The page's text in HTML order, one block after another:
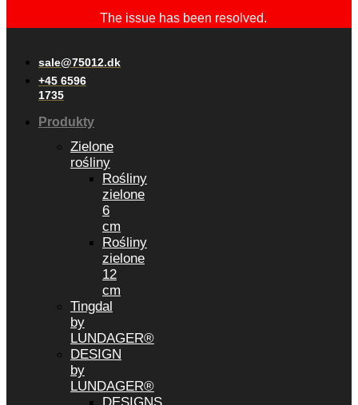
The issue has been resolved.
sale@75012.dk
+45 6596
1735
Produkty
Zielone
rośliny
Rośliny
zielone
6
cm
Rośliny
zielone
12
cm
Tingdal
by
LUNDAGER®
DESIGN
by
LUNDAGER®